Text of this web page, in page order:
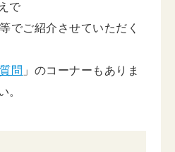
で
でご紹介させていただく
問 」のコーナーもありま
。